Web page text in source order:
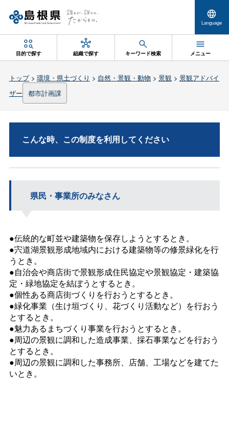
Language
目的で探す 組織で探す キーワード検索 メニュー
トップ> 環境・県土づくり > 自然・景観・動物 > 景観> 景観アドバイ
ザー
都市計画課
こんな時、この制度を利用してください
県民・事業所のみなさん
●伝統的な町並や建築物を保存しようとするとき。
●宍道湖景観形成地域内における建築物等の修景緑化を行
うとき。
●自治会や商店街で景観形成住民協定や景観協定・建築協
定・緑地協定を結ぼうとするとき。
●個性ある商店街づくりを行おうとするとき。
●緑化事業（生け垣づくり、花づくり活動など）を行おう
とするとき。
●魅力あるまちづくり事業を行おうとするとき。
●周辺の景観に調和した造成事業、採石事業などを行おう
とするとき。
●周辺の景観に調和した事務所、店舗、工場などを建てた
いとき。